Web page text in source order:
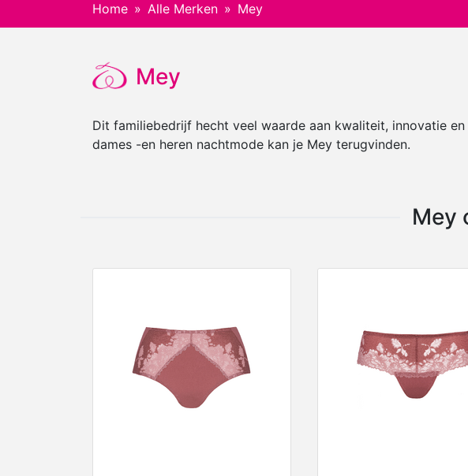
Home Alle Merken Mey
Mey
Dit familiebedrijf hecht veel waarde aan kwaliteit, innovatie
dames -en heren nachtmode kan je Mey terugvinden.
Mey